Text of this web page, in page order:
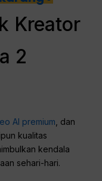
Kreator
2
AI premium , dan
kualitas
kendala
sehari-hari.